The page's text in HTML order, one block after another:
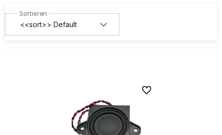
verschiedene Zwecke eingesetzt, beispielsweise zur
Signalisierung von Alarmen und zur Meldung von
Fehlern in elektronischen Geräten. Summer werden in
Zu Favoriten